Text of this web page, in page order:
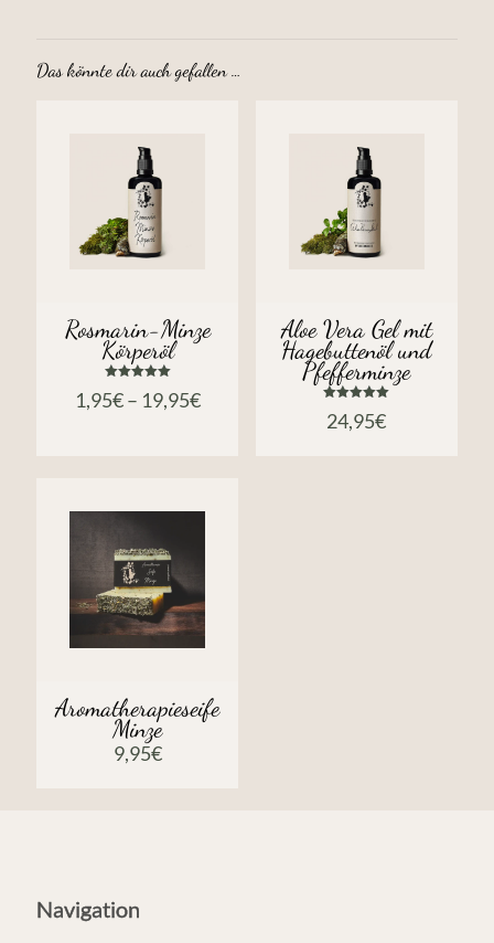
Das könnte dir auch gefallen …
Rosmarin-Minze
Körperöl
mit
1,95€– 19,95€
Aloe Vera Gel mit
Hagebuttenöl und
Pfefferminze
mit
5.00
24,95€
Aromatherapieseife
Minze
9,95€
Navigation